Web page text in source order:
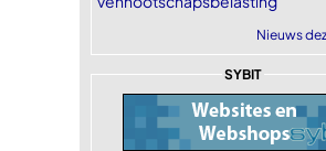
Nieuws
SYBIT